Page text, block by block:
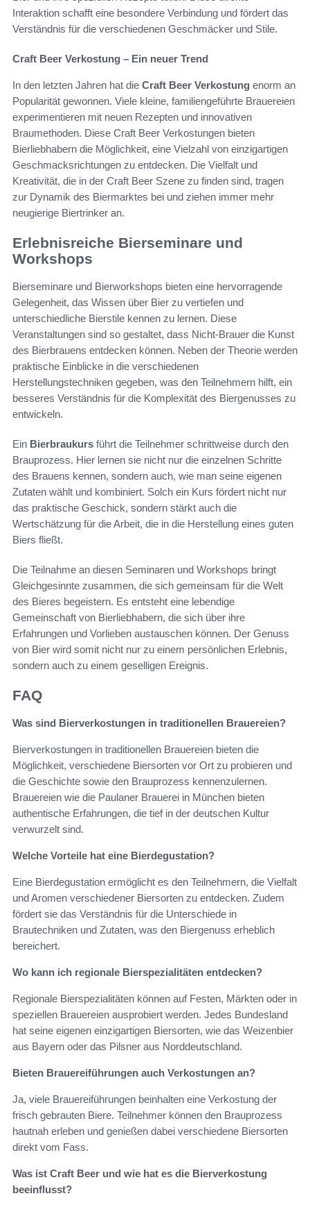
Interaktion schafft eine besondere Verbindung und fördert das
Verständnis für die verschiedenen Geschmäcker und Stile.
Craft Beer Verkostung – Ein neuer Trend
In den letzten Jahren hat die Craft Beer Verkostung enorm an
Popularität gewonnen. Viele kleine, familiengeführte Brauereien
experimentieren mit neuen Rezepten und innovativen
Braumethoden. Diese Craft Beer Verkostungen bieten
Bierliebhabern die Möglichkeit, eine Vielzahl von einzigartigen
Geschmacksrichtungen zu entdecken. Die Vielfalt und
Kreativität, die in der Craft Beer Szene zu finden sind, tragen
zur Dynamik des Biermarktes bei und ziehen immer mehr
neugierige Biertrinker an.
Erlebnisreiche Bierseminare und
Workshops
Bierseminare und Bierworkshops bieten eine hervorragende
Gelegenheit, das Wissen über Bier zu vertiefen und
unterschiedliche Bierstile kennen zu lernen. Diese
Veranstaltungen sind so gestaltet, dass Nicht-Brauer die Kunst
des Bierbrauens entdecken können. Neben der Theorie werden
praktische Einblicke in die verschiedenen
Herstellungstechniken gegeben, was den Teilnehmern hilft, ein
besseres Verständnis für die Komplexität des Biergenusses zu
entwickeln.
Ein Bierbraukurs führt die Teilnehmer schrittweise durch den
Brauprozess. Hier lernen sie nicht nur die einzelnen Schritte
des Brauens kennen, sondern auch, wie man seine eigenen
Zutaten wählt und kombiniert. Solch ein Kurs fördert nicht nur
das praktische Geschick, sondern stärkt auch die
Wertschätzung für die Arbeit, die in die Herstellung eines guten
Biers fließt.
Die Teilnahme an diesen Seminaren und Workshops bringt
Gleichgesinnte zusammen, die sich gemeinsam für die Welt
des Bieres begeistern. Es entsteht eine lebendige
Gemeinschaft von Bierliebhabern, die sich über ihre
Erfahrungen und Vorlieben austauschen können. Der Genuss
von Bier wird somit nicht nur zu einem persönlichen Erlebnis,
sondern auch zu einem geselligen Ereignis.
FAQ
Was sind Bierverkostungen in traditionellen Brauereien?
Bierverkostungen in traditionellen Brauereien bieten die
Möglichkeit, verschiedene Biersorten vor Ort zu probieren und
die Geschichte sowie den Brauprozess kennenzulernen.
Brauereien wie die Paulaner Brauerei in München bieten
authentische Erfahrungen, die tief in der deutschen Kultur
verwurzelt sind.
Welche Vorteile hat eine Bierdegustation?
Eine Bierdegustation ermöglicht es den Teilnehmern, die Vielfalt
und Aromen verschiedener Biersorten zu entdecken. Zudem
fördert sie das Verständnis für die Unterschiede in
Brautechniken und Zutaten, was den Biergenuss erheblich
bereichert.
Wo kann ich regionale Bierspezialitäten entdecken?
Regionale Bierspezialitäten können auf Festen, Märkten oder in
speziellen Brauereien ausprobiert werden. Jedes Bundesland
hat seine eigenen einzigartigen Biersorten, wie das Weizenbier
aus Bayern oder das Pilsner aus Norddeutschland.
Bieten Brauereiführungen auch Verkostungen an?
Ja, viele Brauereiführungen beinhalten eine Verkostung der
frisch gebrauten Biere. Teilnehmer können den Brauprozess
hautnah erleben und genießen dabei verschiedene Biersorten
direkt vom Fass.
Was ist Craft Beer und wie hat es die Bierverkostung
beeinflusst?